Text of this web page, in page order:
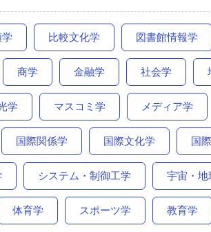
学 比較文化学 図書館情報学
商学 金融学 社会学
学 マスコミ学 メディア学
国際関係学 国際文化学 国
システム・制御工学 宇宙・地
体育学 スポーツ学 教育学